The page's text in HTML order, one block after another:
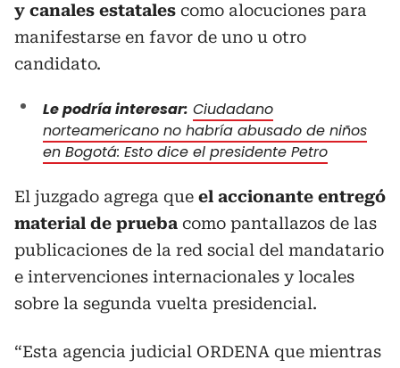
y canales estatales como alocuciones para
manifestarse en favor de uno u otro
candidato.
Le podría interesar: Ciudadano
norteamericano no habría abusado de niños
en Bogotá: Esto dice el presidente Petro
El juzgado agrega que el accionante entregó
material de prueba como pantallazos de las
publicaciones de la red social del mandatario
e intervenciones internacionales y locales
sobre la segunda vuelta presidencial.
“Esta agencia judicial ORDENA que mientras